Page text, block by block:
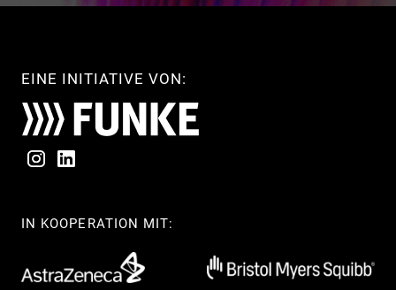
EINE INITIATIVE VON:
IN KOOPERATION MIT: